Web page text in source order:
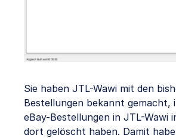
Sie haben JTL-Wawi mit den
Bestellungen bekannt gemacht,
eBay-Bestellungen in JTL-Wawi
dort gelöscht haben. Damit